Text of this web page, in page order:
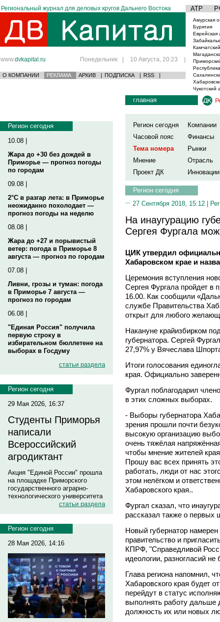
Региональный журнал для деловых кругов Дальнего Востока АТР
www.dvkapital.ru Понедельник | 10 Августа, 20:23 |
О КОМПАНИИ РЕКЛАМА АРХИВ | ПОДПИСКА | RSS |
Амурская
Бурятия
Еврейская
Чукотский
Регион сегодня
10.08 |
Жара до +30 без дождей в
Приморье — прогноз погоды
по городам
09.08 |
2°C в разгар лета: в Приморье
неожиданно похолодает —
прогноз погоды на неделю
08.08 |
Жара до +27 и порывистый
ветер: погода в Приморье 8
августа — прогноз по городам
07.08 |
Ливни, грозы и туман: погода
в Приморье 7 августа —
прогноз по городам
06.08 |
"Единая Россия" получила
первую строку в
избирательном бюллетене на
выборах в Госдуму
статьи раздела
Регион сегодня
29 Мая 2026, 16:37
Студенты Приморья
написали
Всероссийский
агродиктант
Акция "Единой России" прошла
на площадке Приморского
государственного аграрно-
технологического университета
статьи раздела
Регион сегодня
28 Мая 2026, 14:16
главная
Регион сегодня
Компании
Часовой пояс
Финансы
Тема номера
Рынки
Мнение
Отрасль
Проект ДК
Инновации
Регион сегодня
27 Сентября 2018, 15:12 |
На инаугурацию
Сергея Фургала
ЦИК утвердил
Хабаровском крае и
Церемония вступления
Сергея Фургала пройдет в
16.00. Как сообщили
службе Правительства
открыт для любого
Накануне крайизбирком
губернатора. Сергей
27,97% у Вячеслава
Итоги голосования
края. Официально
Фургал поблагодарил
в этих сложных выборах.
- Выборы губернатора
зрения прошли почти
высокую организацию
очень тяжёлая
чтобы мнение жителей
Прошу вас всех принять
работать, люди от нас
этом нелёгком и
Хабаровского края..
Фургал сказал, что
рассказал также о первых
Новый губернатор
правительство и
КПРФ, "Справедливой
идеологии, разногласий
Глава региона напомнил,
Хабаровского края будет
перейдут в статус
выполнять работу дальше
должность их или новых